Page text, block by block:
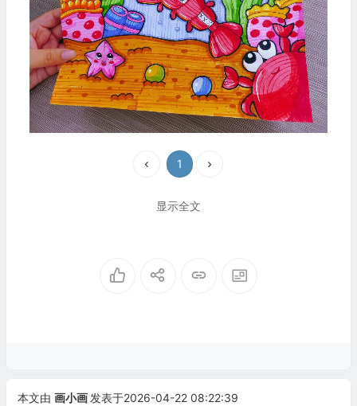
1
显示全文
本文由 画小画 发表于2026-04-22 08:22:39